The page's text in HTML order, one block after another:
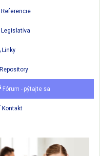
Referencie
Legislatíva
Linky
Repository
Fórum - pýtajte sa
Kontakt